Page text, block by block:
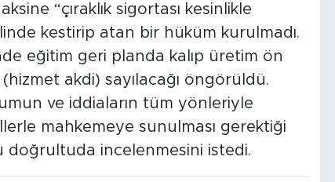
“çıraklık sigortası kesinlikle
kestirip atan bir hüküm kurulmadı.
eğitim geri planda kalıp üretim ön
(hizmet akdi) sayılacağı öngörüldü.
ve iddiaların tüm yönleriyle
mahkemeye sunulması gerektiği
doğrultuda incelenmesini istedi.